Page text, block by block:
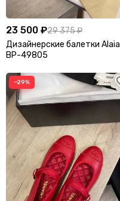
23 500 ₽29 375 ₽
Дизайнерские балетки Alaia
BP-49805
−29%